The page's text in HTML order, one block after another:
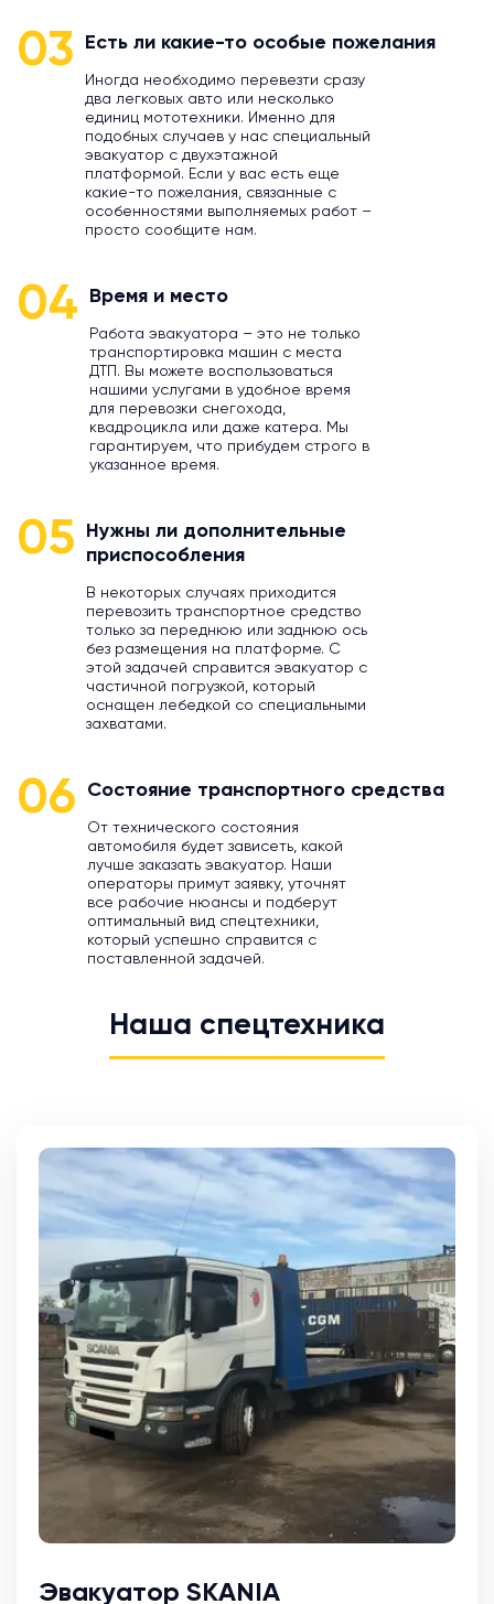
03 Есть ли какие-то особые пожелания
Иногда необходимо перевезти сразу
два легковых авто или несколько
единиц мототехники. Именно для
подобных случаев у нас специальный
эвакуатор с двухэтажной
платформой. Если у вас есть еще
какие-то пожелания, связанные с
особенностями выполняемых работ –
просто сообщите нам.
04 Время и место
Работа эвакуатора – это не только
транспортировка машин с места
ДТП. Вы можете воспользоваться
нашими услугами в удобное время
для перевозки снегохода,
квадроцикла или даже катера. Мы
гарантируем, что прибудем строго в
указанное время.
05
Нужны ли дополнительные
приспособления
В некоторых случаях приходится
перевозить транспортное средство
только за переднюю или заднюю ось
без размещения на платформе. С
этой задачей справится эвакуатор с
частичной погрузкой, который
оснащен лебедкой со специальными
захватами.
06 Состояние транспортного средства
От технического состояния
автомобиля будет зависеть, какой
лучше заказать эвакуатор. Наши
операторы примут заявку, уточнят
все рабочие нюансы и подберут
оптимальный вид спецтехники,
который успешно справится с
поставленной задачей.
Наша спецтехника
Эвакуатор SKANIA